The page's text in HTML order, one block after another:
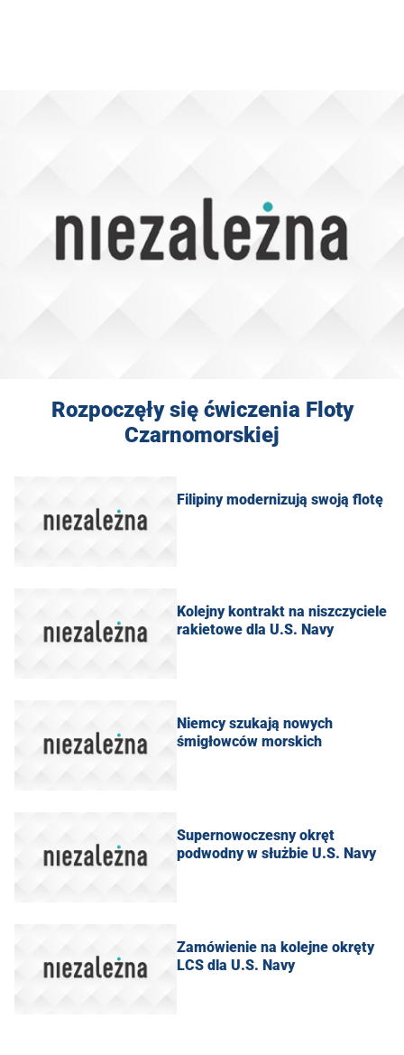
Rozpoczęły się ćwiczenia Floty
Czarnomorskiej
Filipiny modernizują swoją flotę
Kolejny kontrakt na niszczyciele
rakietowe dla U.S. Navy
Niemcy szukają nowych
śmigłowców morskich
Supernowoczesny okręt
podwodny w służbie U.S. Navy
Zamówienie na kolejne okręty
LCS dla U.S. Navy